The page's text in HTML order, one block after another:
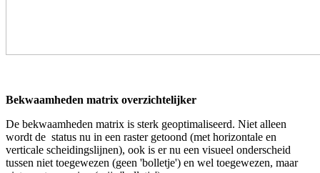
Bekwaamheden matrix overzichtelijker
De bekwaamheden matrix is sterk geoptimaliseerd. Niet alleen
wordt de status nu in een raster getoond (met horizontale en
verticale scheidingslijnen), ook is er nu een visueel onderscheid
tussen niet toegewezen (geen 'bolletje') en wel toegewezen, maar